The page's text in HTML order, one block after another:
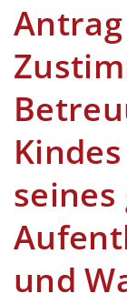
und